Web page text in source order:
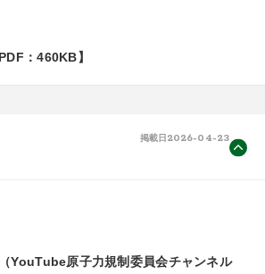
：460KB】
掲載日 2026-04-23
YouTube原子力規制委員会チャンネル